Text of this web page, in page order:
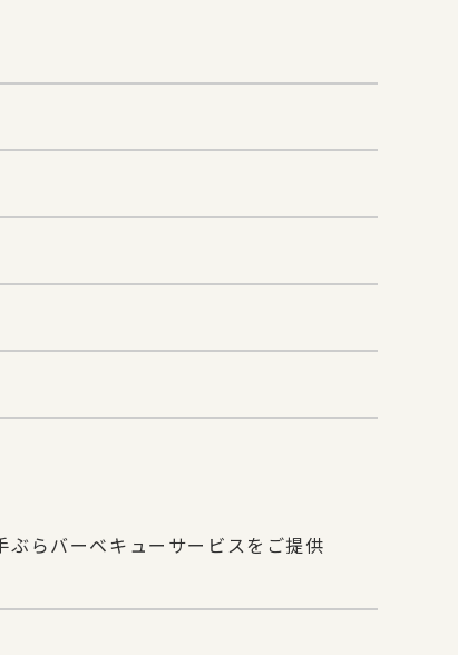
らバーベキューサービスをご提供